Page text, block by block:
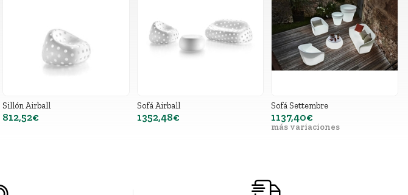
Sillón Airball
812,52€
Sofá Airball
1352,48€
Sofá Settembre
1137,40€
más variaciones